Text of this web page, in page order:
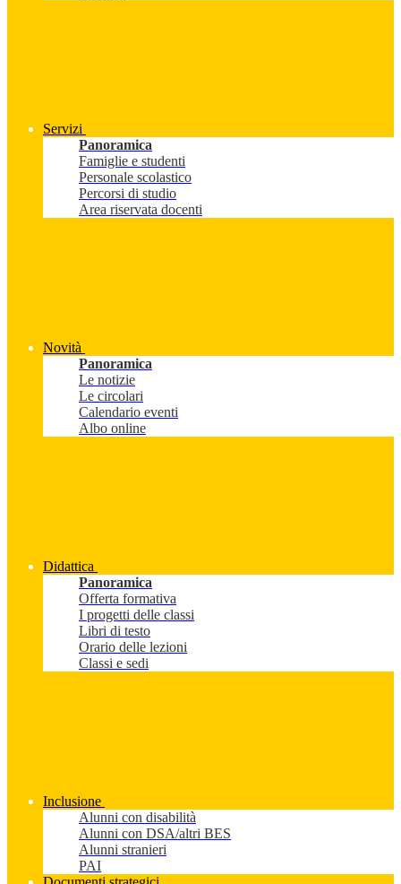
Servizi
Panoramica
Famiglie e studenti
Personale scolastico
Percorsi di studio
Area riservata docenti
Novità
Panoramica
Le notizie
Le circolari
Calendario eventi
Albo online
Didattica
Panoramica
Offerta formativa
I progetti delle classi
Libri di testo
Orario delle lezioni
Classi e sedi
Inclusione
Alunni con disabilità
Alunni con DSA/altri BES
Alunni stranieri
PAI